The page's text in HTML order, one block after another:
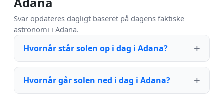
Svar opdateres dagligt baseret på dagens faktiske
astronomi i Adana.
Hvornår står solen op i dag i Adana?
Hvornår går solen ned i dag i Adana?